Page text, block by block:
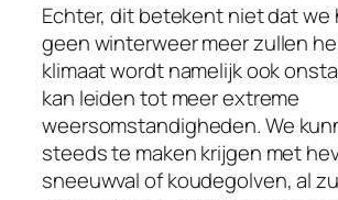
Echter, dit betekent niet dat we
geen winterweer meer zullen
klimaat wordt namelijk ook
kan leiden tot meer extreme
weersomstandigheden. We
steeds te maken krijgen met
sneeuwval of koudegolven, al